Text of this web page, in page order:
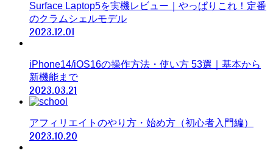
Surface Laptop5を実機レビュー｜やっぱりこれ！定番
のクラムシェルモデル
2023.12.01
iPhone14/iOS16の操作方法・使い方 53選｜基本から
新機能まで
2023.03.21
アフィリエイトのやり方・始め方（初心者入門編）
2023.10.20